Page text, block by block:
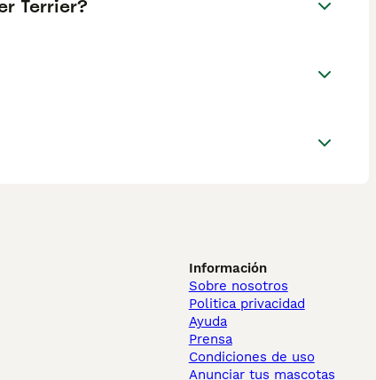
Terrier?
Información
Sobre nosotros
Politica privacidad
Ayuda
Prensa
Condiciones de uso
Anunciar tus mascotas